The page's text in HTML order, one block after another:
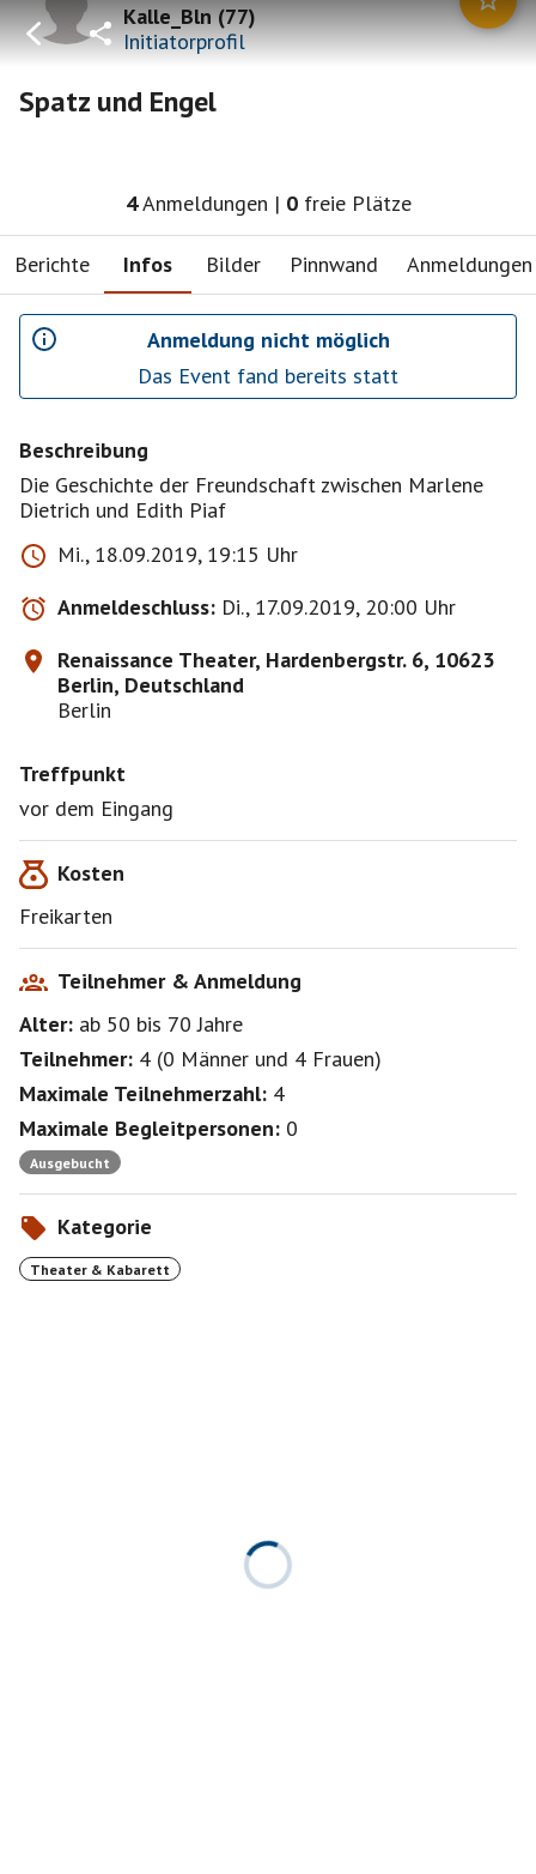
Kalle_Bln(77)
Initiatorprofil
Spatz und Engel
4Anmeldungen | 0 freie Plätze
Berichte Infos Bilder Pinnwand Anmeldungen
Anmeldung nicht möglich
Das Event fand bereits statt
Beschreibung
Die Geschichte der Freundschaft zwischen Marlene
Dietrich und Edith Piaf
Mi., 18.09.2019, 19:15 Uhr
Anmeldeschluss: Di., 17.09.2019, 20:00 Uhr
Renaissance Theater, Hardenbergstr. 6, 10623
Berlin, Deutschland
Berlin
Treffpunkt
vor dem Eingang
Kosten
Freikarten
Teilnehmer & Anmeldung
Alter: ab 50 bis 70Jahre
Teilnehmer: 4 (0 Männer und 4 Frauen)
Maximale Teilnehmerzahl: 4
Maximale Begleitpersonen: 0
Ausgebucht
Kategorie
Theater & Kabarett